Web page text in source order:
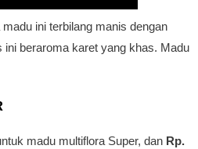
ini terbilang manis dengan
beraroma karet yang khas. Madu
madu multiflora Super, dan Rp.